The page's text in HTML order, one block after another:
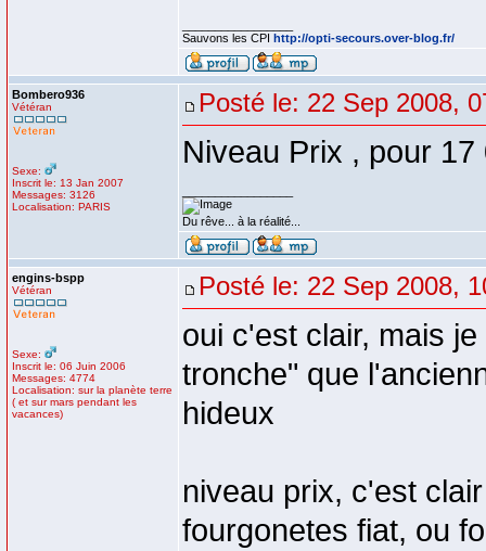
Sauvons les CPI http://opti-secours.over-blog.fr/
Bombero936
Vétéran
Sexe:
Inscrit le: 13 Jan 2007
Messages: 3126
Localisation: PARIS
Posté le: 22 Sep 2008,
Niveau Prix , pour
Du rêve... à la réalité...
engins-bspp
Vétéran
Sexe:
Inscrit le: 06 Juin 2006
Messages: 4774
Localisation: sur la planète terre
( et sur mars pendant les
vacances)
Posté le: 22 Sep 2008,
oui c'est clair, mais
tronche" que
hideux
niveau prix, c'est
fourgonetes fiat, ou